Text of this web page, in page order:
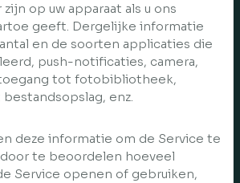
op uw apparaat als u ons
geeft. Dergelijke informatie
en de soorten applicaties die
push-notificaties, camera,
tot fotobibliotheek,
enz.
deze informatie om de Service te
te beoordelen hoeveel
Service openen of gebruiken,